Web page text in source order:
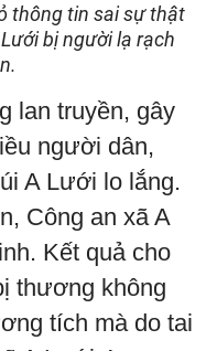
thông tin sai sự thật
bị người lạ rạch
lan truyền, gây
người dân,
A Lưới lo lắng.
Công an xã A
Kết quả cho
thương không
tích mà do tai